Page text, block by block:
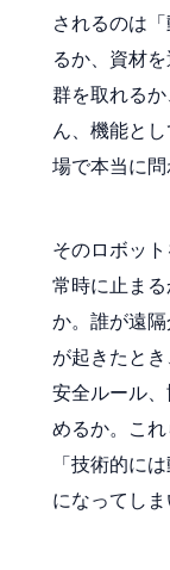
されるのは
るか、資材
群を取れる
ん、機能と
場で本当に問
そのロボッ
常時に止ま
か。誰が遠
が起きたと
安全ルール
めるか。こ
「技術的に
になってしま